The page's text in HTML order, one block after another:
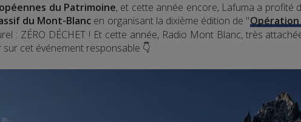
du Patrimoine, et cette année encore, Lafuma a profité
du Mont-Blanc en organisant la dixième édition de "Opération
: ZÉRO DÉCHET ! Et cette année, Radio Mont Blanc, très
sur cet événement responsable 👇